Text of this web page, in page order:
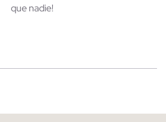
que nadie!